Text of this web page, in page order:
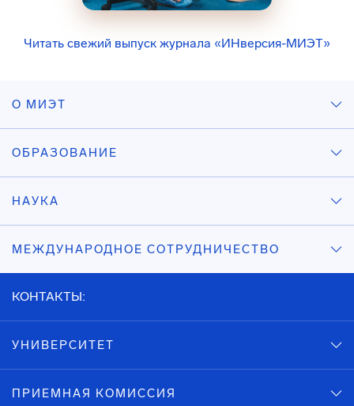
Читать свежий выпуск журнала «ИНверсия-МИЭТ»
О МИЭТ
ОБРАЗОВАНИЕ
НАУКА
МЕЖДУНАРОДНОЕ СОТРУДНИЧЕСТВО
КОНТАКТЫ:
УНИВЕРСИТЕТ
ПРИЕМНАЯ КОМИССИЯ